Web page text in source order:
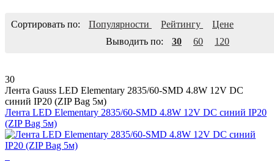
Сортировать по: Популярности Рейтингу
Цене
Выводить по:
30 60 120
30
Лента Gauss LED Elementary 2835/60-SMD 4.8W 12V DC
синий IP20 (ZIP Bag 5м)
Лента LED Elementary 2835/60-SMD 4.8W 12V DC синий IP20
(ZIP Bag 5м)